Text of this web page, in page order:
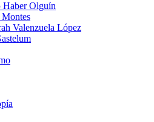
Haber Olguín
Valenzuela López